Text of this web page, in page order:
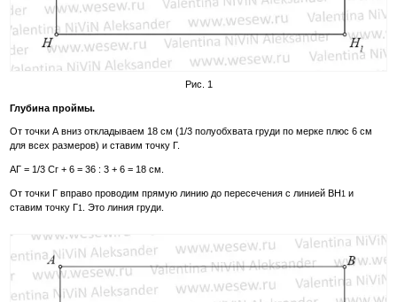
Рис. 1
Глубина проймы.
От точки А вниз откладываем 18 см (1/3 полуобхвата груди по мерке плюс 6 см
для всех размеров) и ставим точку Г.
АГ = 1/3 Сг + 6 = 36 : 3 + 6 = 18 см.
От точки Г вправо проводим прямую линию до пересечения с линией ВН1 и
ставим точку Г1 . Это линия груди.